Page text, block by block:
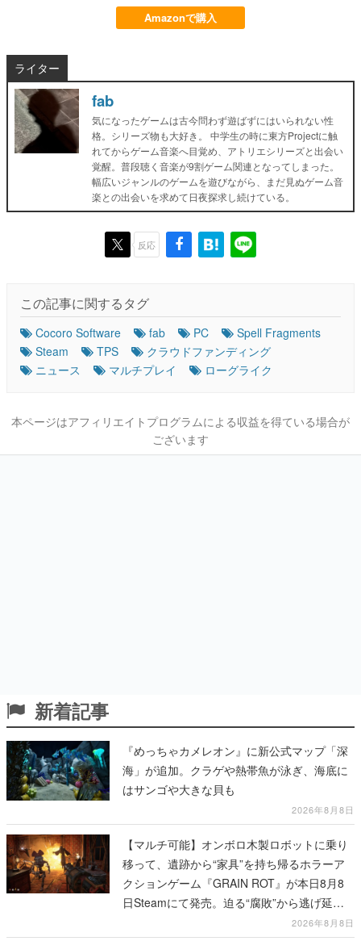
Amazonで購入
ライター
fab
気になったゲームは古今問わず遊ばずにはいられない性
格。シリーズ物も大好き。 中学生の時に東方Projectに触
れてからゲーム音楽へ目覚め、アトリエシリーズと出会い
覚醒。普段聴く音楽が9割ゲーム関連となってしまった。
幅広いジャンルのゲームを遊びながら、まだ見ぬゲーム音
楽との出会いを求めて日夜探求し続けている。
反応
この記事に関するタグ
Cocoro Software fab PC
Spell Fragments
Steam
TPS
クラウドファンディング
ニュース
マルチプレイ ローグライク
本ページはアフィリエイトプログラムによる収益を得ている場合が
ございます
新着記事
『めっちゃカメレオン』に新公式マップ「深
海」が追加。クラゲや熱帯魚が泳ぎ、海底に
はサンゴや大きな貝も
2026年8月8日
【マルチ可能】オンボロ木製ロボットに乗り
移って、遺跡から“家具”を持ち帰るホラーア
クションゲーム『GRAIN ROT』が本日8月8
日Steamにて発売。迫る“腐敗”から逃げ延
2026年8月8日